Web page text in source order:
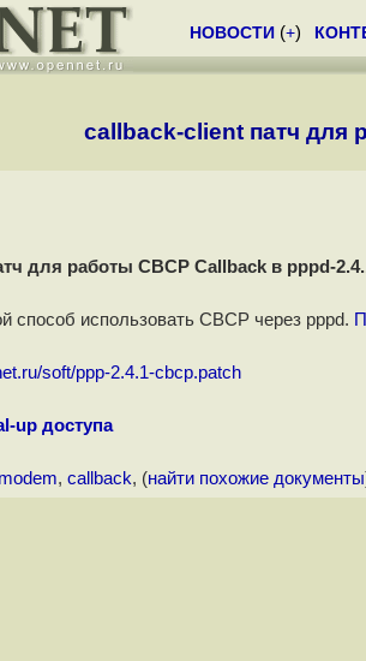
НОВОСТИ (+)
callback-client патч для
для работы CBCP Callback в pppd-
способ использовать CBCP через pppd.
soft/ppp-2.4.1-cbcp.patch
up доступа
modem, callback, (найти похожие документы